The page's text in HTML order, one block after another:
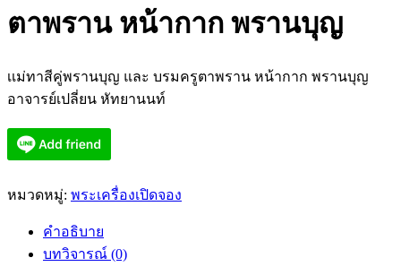
ตาพราน หน้ากาก พรานบุญ
เเม่ทาสีคู่พรานบุญ และ บรมครูตาพราน หน้ากาก พรานบุญ
อาจารย์เปลี่ยน หัทยานนท์
หมวดหมู่: พระเครื่องเปิดจอง
คำอธิบาย
บทวิจารณ์ (0)